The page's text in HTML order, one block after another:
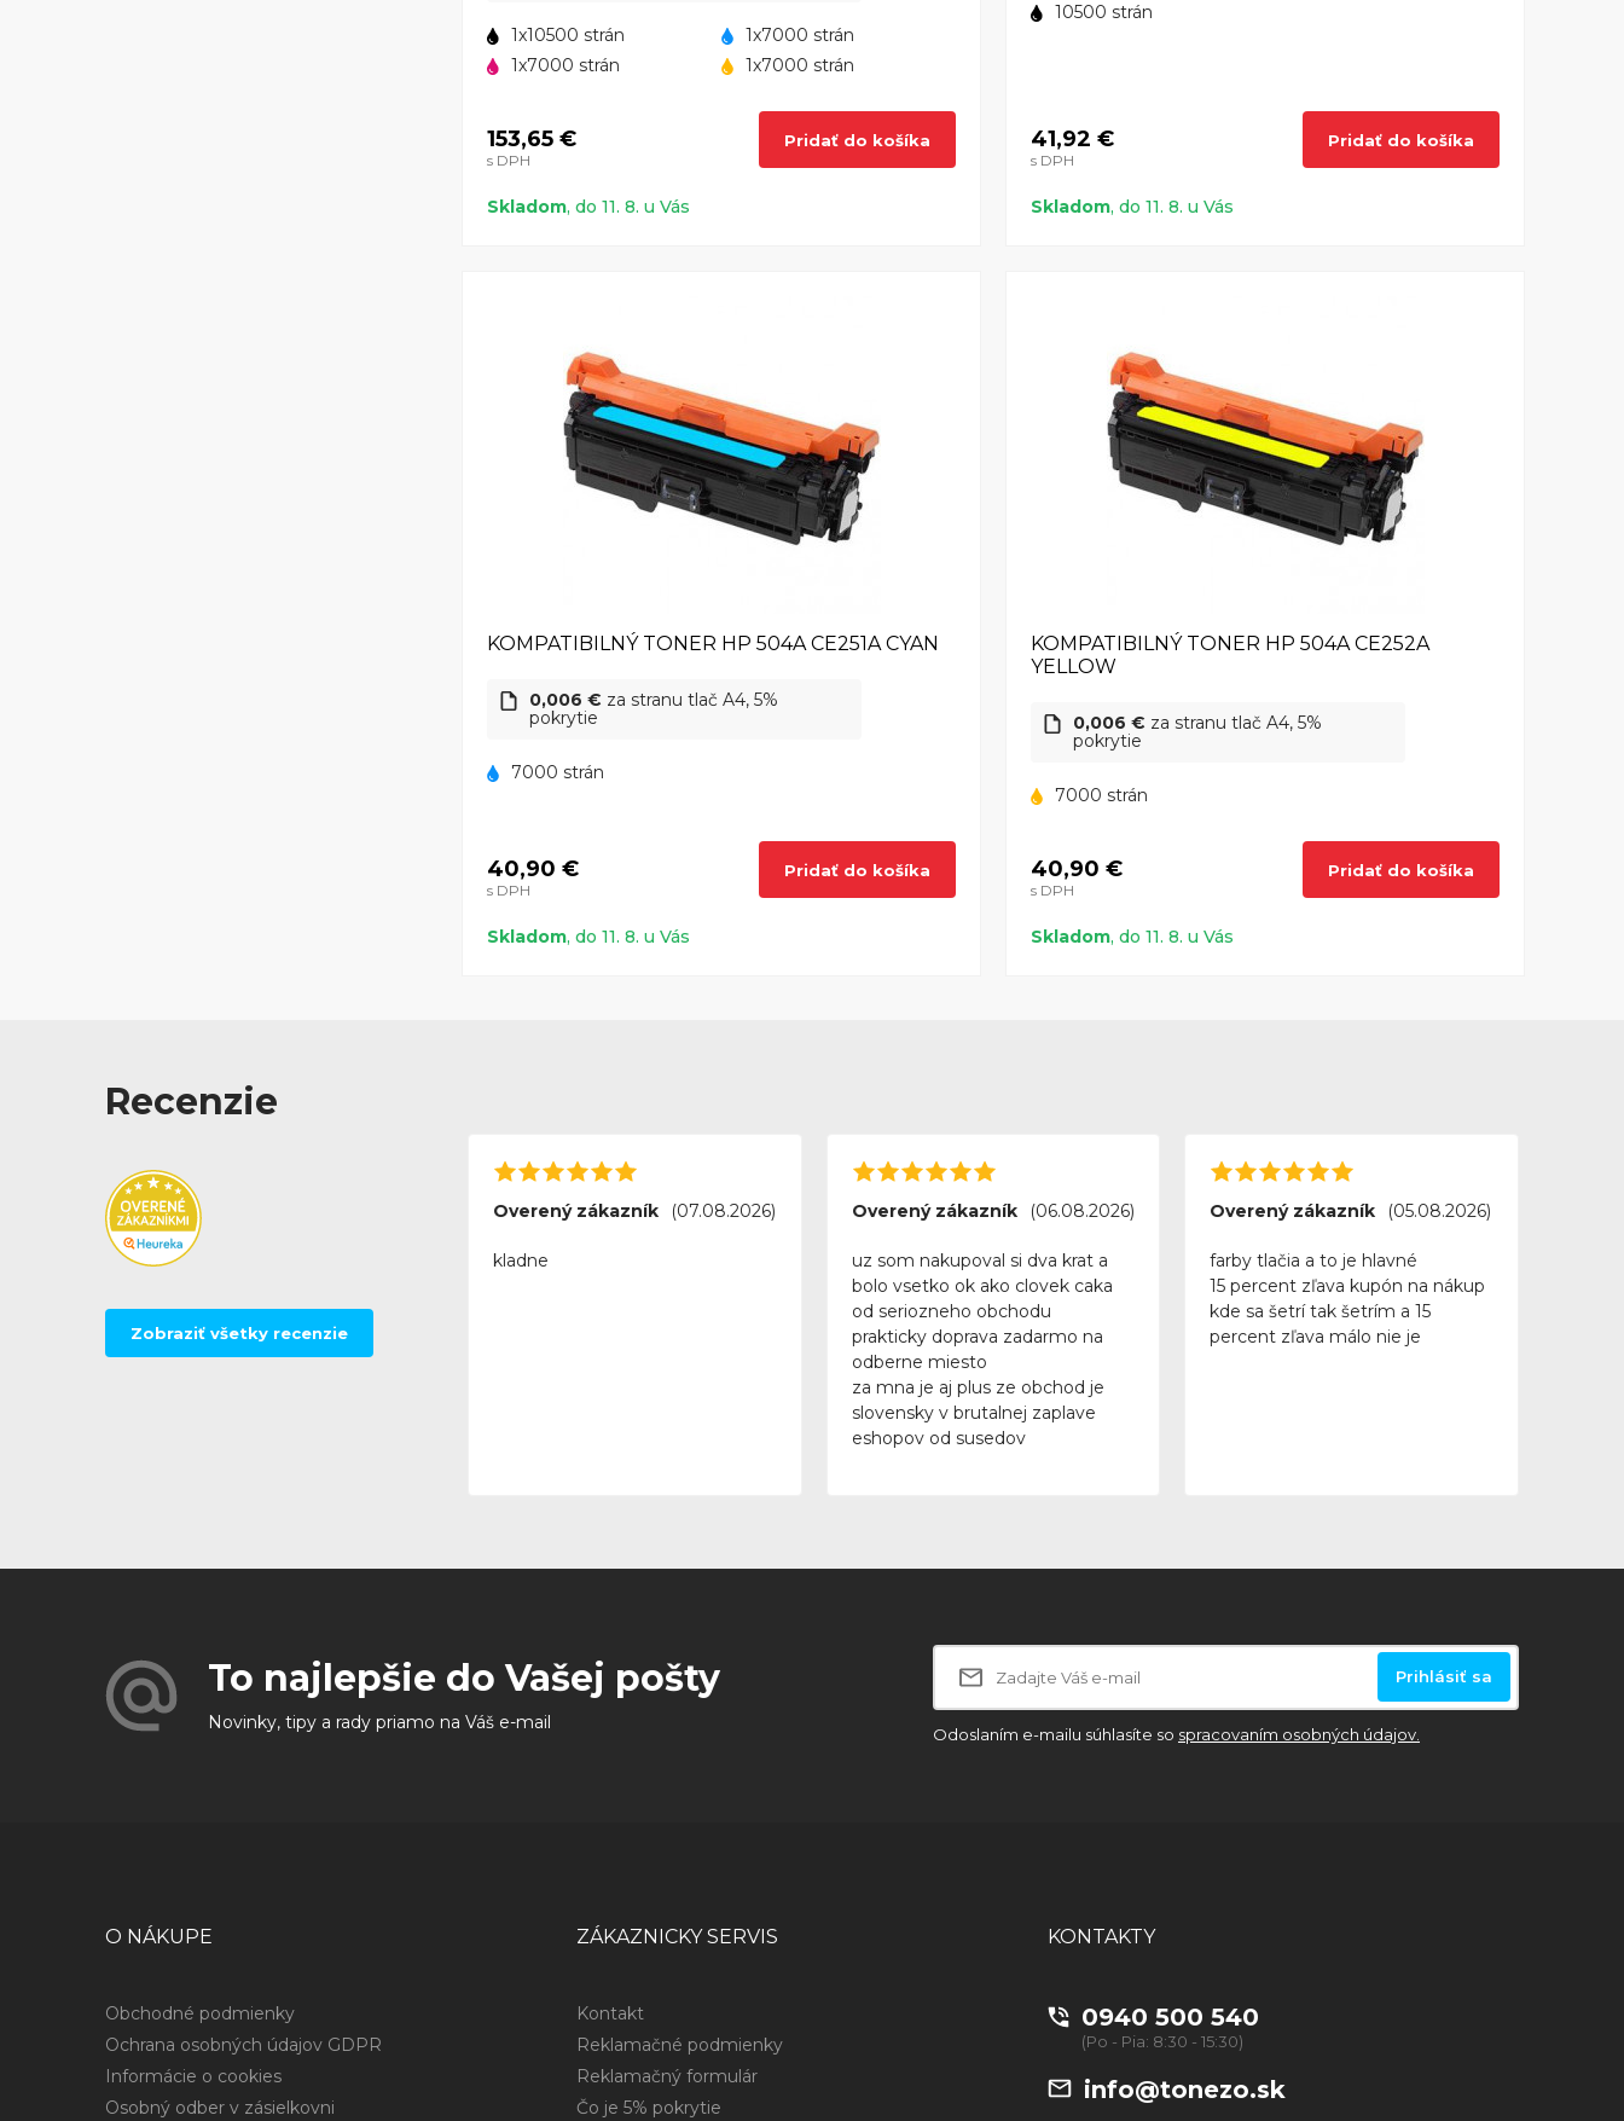
1x10500 strán
1x7000 strán
1x7000 strán
1x7000 strán
153,65 €
s DPH
Pridať do košíka
Skladom, do 11. 8. u Vás
10500 strán
41,92 €
s DPH
Pridať do košíka
Skladom, do 11. 8. u Vás
KOMPATIBILNÝ TONER HP 504A CE251A CYAN
0,006 € za stranu tlač A4, 5%
pokrytie
7000 strán
40,90 €
s DPH
Pridať do košíka
Skladom, do 11. 8. u Vás
KOMPATIBILNÝ TONER HP 504A CE252A
YELLOW
0,006 € za stranu tlač A4, 5%
pokrytie
7000 strán
40,90 €
s DPH
Pridať do košíka
Skladom, do 11. 8. u Vás
Recenzie
Zobraziť všetky recenzie
Overený zákazník (07.08.2026)
kladne
Overený zákazník (06.08.2026)
uz som nakupoval si dva krat a
bolo vsetko ok ako clovek caka
od seriozneho obchodu
prakticky doprava zadarmo na
odberne miesto
za mna je aj plus ze obchod je
slovensky v brutalnej zaplave
eshopov od susedov
Overený zákazník (05.08.2026)
farby tlačia a to je hlavné
15 percent zľava kupón na nákup
kde sa šetrí tak šetrím a 15
percent zľava málo nie je
To najlepšie do Vašej pošty
Novinky, tipy a rady priamo na Váš e-mail
Prihlásiť sa
Odoslaním e-mailu súhlasíte so spracovaním osobných údajov.
O NÁKUPE
Obchodné podmienky
Ochrana osobných údajov GDPR
Informácie o cookies
Osobný odber v zásielkovni
ZÁKAZNICKY SERVIS
Kontakt
Reklamačné podmienky
Reklamačný formulár
Čo je 5% pokrytie
KONTAKTY
0940 500 540
(Po - Pia: 8:30 - 15:30)
info@tonezo.sk